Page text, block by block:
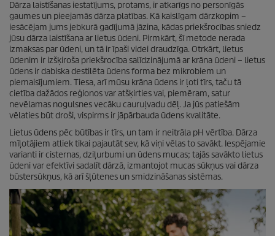
Dārza laistīšanas iestatījums, protams, ir atkarīgs no personīgās
gaumes un pieejamās dārza platības. Kā kaislīgam dārzkopim –
iesācējam jums jebkurā gadījumā jāzina, kādas priekšrocības sniedz
jūsu dārza laistīšana ar lietus ūdeni. Pirmkārt, šī metode nerada
izmaksas par ūdeni, un tā ir īpaši videi draudzīga. Otrkārt, lietus
ūdenim ir izšķiroša priekšrocība salīdzinājumā ar krāna ūdeni – lietus
ūdens ir dabiska destilēta ūdens forma bez mikrobiem un
piemaisījumiem. Tiesa, arī mūsu krāna ūdens ir ļoti tīrs, taču tā
cietība dažādos reģionos var atšķirties vai, piemēram, satur
nevēlamas nogulsnes vecāku cauruļvadu dēļ. Ja jūs patiešām
vēlaties būt droši, vispirms ir jāpārbauda ūdens kvalitāte.
Lietus ūdens pēc būtības ir tīrs, un tam ir neitrāla pH vērtība. Dārza
mīļotājiem atliek tikai pajautāt sev, kā viņi vēlas to savākt. Iespējamie
varianti ir cisternas, dziļurbumi un ūdens mucas; tajās savākto lietus
ūdeni var efektīvi sadalīt dārzā, izmantojot mucas sūkņus vai dārza
būstersūkņus, kā arī šļūtenes un smidzināšanas sistēmas.